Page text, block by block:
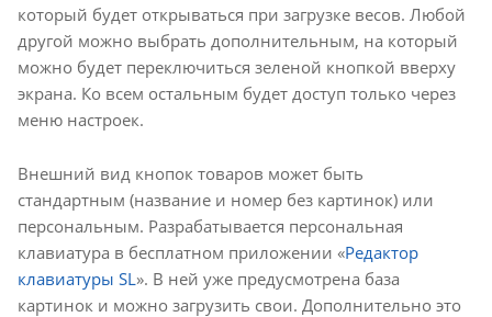
который будет открываться при загрузке весов. Любой
другой можно выбрать дополнительным, на который
можно будет переключиться зеленой кнопкой вверху
экрана. Ко всем остальным будет доступ только через
меню настроек.
Внешний вид кнопок товаров может быть
стандартным (название и номер без картинок) или
персональным. Разрабатывается персональная
клавиатура в бесплатном приложении «Редактор
клавиатуры SL». В ней уже предусмотрена база
картинок и можно загрузить свои. Дополнительно это